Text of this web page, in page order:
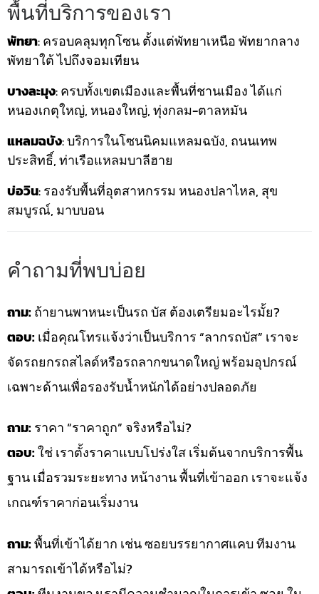
พื้นที่บริการของเรา
พัทยา: ครอบคลุมทุกโซน ตั้งแต่พัทยาเหนือ พัทยากลาง
พัทยาใต้ ไปถึงจอมเทียน
บางละมุง: ครบทั้งเขตเมืองและพื้นที่ชานเมือง ได้แก่
หนองเกตุใหญ่, หนองใหญ่, ทุ่งกลม-ตาลหมัน
แหลมฉบัง: บริการในโซนนิคมแหลมฉบัง, ถนนเทพ
ประสิทธิ์, ท่าเรือแหลมบาลีฮาย
บ่อวิน: รองรับพื้นที่อุตสาหกรรม หนองปลาไหล, สุข
สมบูรณ์, มาบบอน
คำถามที่พบบ่อย
ถาม:ถ้ายานพาหนะเป็นรถ บัส ต้องเตรียมอะไรมั้ย?
ตอบ:เมื่อคุณโทรแจ้งว่าเป็นบริการ “ลากรถบัส” เราจะ
จัดรถยกรถสไลด์หรือรถลากขนาดใหญ่ พร้อมอุปกรณ์
เฉพาะด้านเพื่อรองรับน้ำหนักได้อย่างปลอดภัย
ถาม:ราคา “ราคาถูก” จริงหรือไม่?
ตอบ:ใช่ เราตั้งราคาแบบโปร่งใส เริ่มต้นจากบริการพื้น
ฐาน เมื่อรวมระยะทาง หน้างาน พื้นที่เข้าออก เราจะแจ้ง
เกณฑ์ราคาก่อนเริ่มงาน
ถาม:พื้นที่เข้าได้ยาก เช่น ซอยบรรยากาศแคบ ทีมงาน
สามารถเข้าได้หรือไม่?